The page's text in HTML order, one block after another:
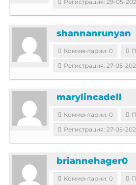
Регистрация: 29-05-
shannanrunyan
Комментарии: 0
Регистрация: 27-05-
marylincadell
Комментарии: 0
Регистрация: 27-05-
briannehager0
Комментарии: 0